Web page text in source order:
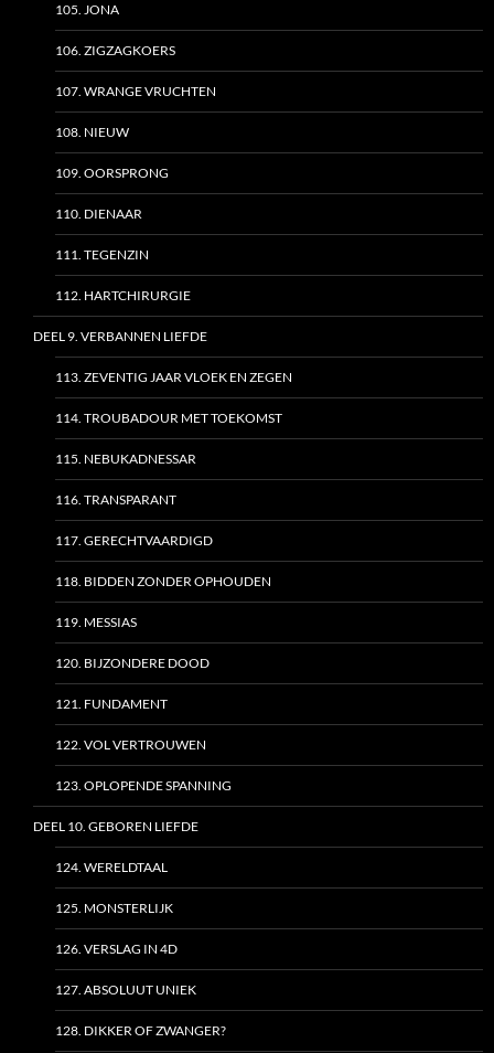
105. JONA
106. ZIGZAGKOERS
107. WRANGE VRUCHTEN
108. NIEUW
109. OORSPRONG
110. DIENAAR
111. TEGENZIN
112. HARTCHIRURGIE
DEEL 9. VERBANNEN LIEFDE
113. ZEVENTIG JAAR VLOEK EN ZEGEN
114. TROUBADOUR MET TOEKOMST
115. NEBUKADNESSAR
116. TRANSPARANT
117. GERECHTVAARDIGD
118. BIDDEN ZONDER OPHOUDEN
119. MESSIAS
120. BIJZONDERE DOOD
121. FUNDAMENT
122. VOL VERTROUWEN
123. OPLOPENDE SPANNING
DEEL 10. GEBOREN LIEFDE
124. WERELDTAAL
125. MONSTERLIJK
126. VERSLAG IN 4D
127. ABSOLUUT UNIEK
128. DIKKER OF ZWANGER?